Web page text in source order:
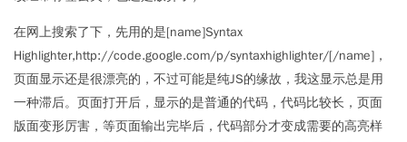
在网上搜索了下，先用的是[name]Syntax
Highlighter,http://code.google.com/p/syntaxhighlighter/[/name]，
页面显示还是很漂亮的，不过可能是纯JS的缘故，我这显示总是用
一种滞后。页面打开后，显示的是普通的代码，代码比较长，页面
版面变形厉害，等页面输出完毕后，代码部分才变成需要的高亮样